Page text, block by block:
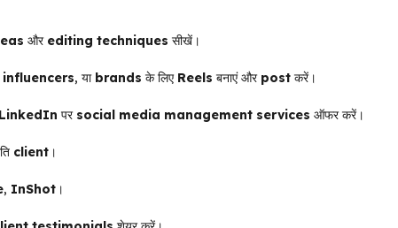
और editing techniques सीखें।
influencers, या brands के लिए Reels बनाएं और post करें।
LinkedIn पर social media management services ऑफर करें।
client ।
, InShot ।